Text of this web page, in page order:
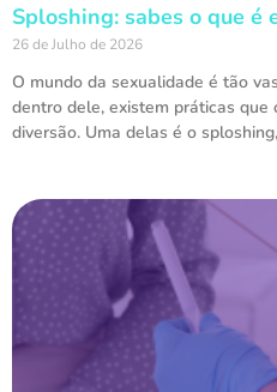
Sploshing: sabes o que é
26 de Julho de 2026
O mundo da sexualidade é tão
dentro dele, existem práticas que
diversão. Uma delas é o sploshing,